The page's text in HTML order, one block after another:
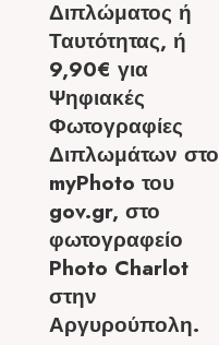
Διπλώματος ή
Ταυτότητας, ή
9,90€ για
Ψηφιακές
Φωτογραφίες
Διπλωμάτων στο
myPhoto του
gov.gr, στο
φωτογραφείο
Photo Charlot
στην
Αργυρούπολη.